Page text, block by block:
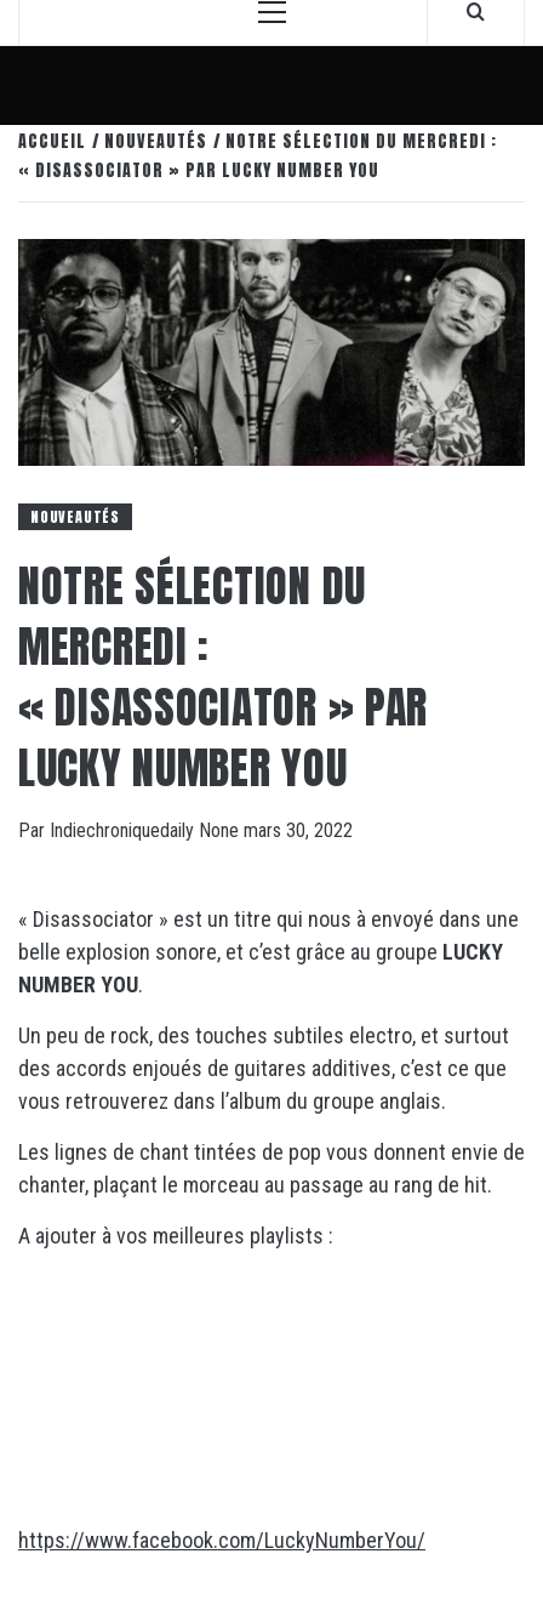
Menu
ACCUEIL NOUVEAUTÉS
NOTRE SÉLECTION DU MERCREDI :
« DISASSOCIATOR » PAR LUCKY NUMBER YOU
NOUVEAUTÉS
NOTRE SÉLECTION DU
MERCREDI :
« DISASSOCIATOR » PAR
LUCKY NUMBER YOU
Par Indiechroniquedaily None mars 30, 2022
« Disassociator » est un titre qui nous à envoyé dans une
belle explosion sonore, et c’est grâce au groupe LUCKY
NUMBER YOU.
Un peu de rock, des touches subtiles electro, et surtout
des accords enjoués de guitares additives, c’est ce que
vous retrouverez dans l’album du groupe anglais.
Les lignes de chant tintées de pop vous donnent envie de
chanter, plaçant le morceau au passage au rang de hit.
A ajouter à vos meilleures playlists :
https://www.facebook.com/LuckyNumberYou/